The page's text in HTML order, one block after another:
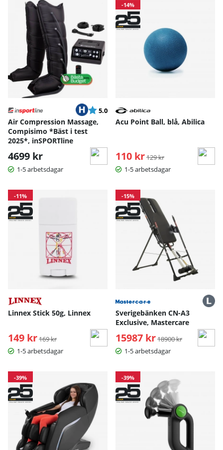
Betyg:
5.0 utav 5 stjärnor
Air Compression Massage,
Compisimo *Bäst i test
2025*, inSPORTline
4699 kr
1-5 arbetsdagar
-14%
Acu Point Ball, blå, Abilica
110 kr Ordinarie pris:
129 kr
1-5 arbetsdagar
-11%
Linnex Stick 50g, Linnex
149 kr Ordinarie pris:
169 kr
1-5 arbetsdagar
-15%
Sverigebänken CN-A3
Exclusive, Mastercare
15987 kr Ordinarie pris:
18900 kr
1-5 arbetsdagar
-39% -39%